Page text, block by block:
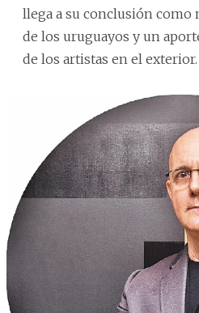
llega a su conclusión
de los uruguayos y un
de los artistas en el exterior.